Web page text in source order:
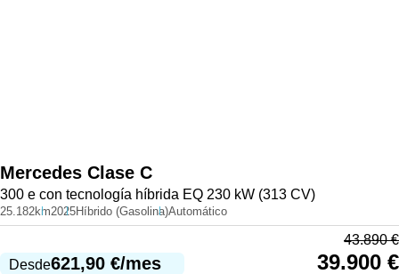
Mercedes Clase C
300 e con tecnología híbrida EQ 230 kW (313 CV)
25.182km2025Híbrido (Gasolina)Automático
Desde621,90 €/mes
43.890€
39.900 €